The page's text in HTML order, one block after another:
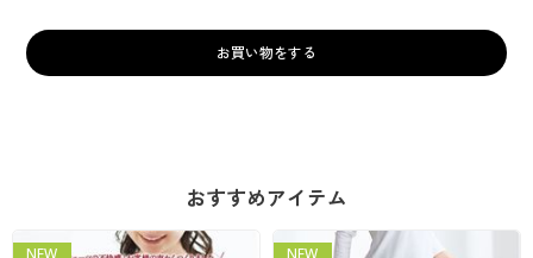
お買い物をする
おすすめアイテム
NEW NEW